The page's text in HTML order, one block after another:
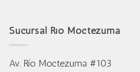
Sucursal Río Moctezuma
Av. Río Moctezuma #103